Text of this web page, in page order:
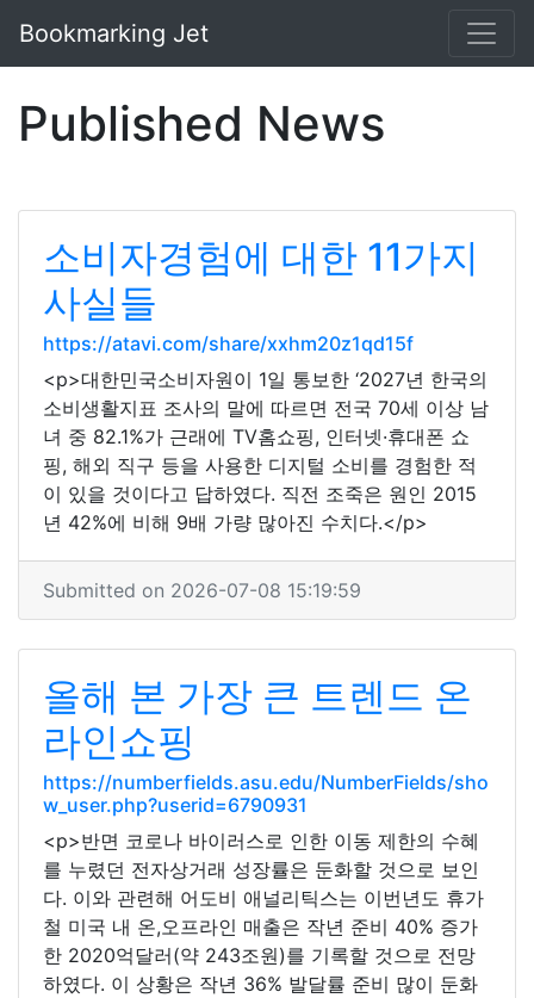
Bookmarking Jet
Published News
소비자경험에 대한 11가지
사실들
https://atavi.com/share/xxhm20z1qd15f
<p>대한민국소비자원이 1일 통보한 ‘2027년 한국의
소비생활지표 조사의 말에 따르면 전국 70세 이상 남
녀 중 82.1%가 근래에 TV홈쇼핑, 인터넷·휴대폰 쇼
핑, 해외 직구 등을 사용한 디지털 소비를 경험한 적
이 있을 것이다고 답하였다. 직전 조죽은 원인 2015
년 42%에 비해 9배 가량 많아진 수치다.</p>
Submitted on 2026-07-08 15:19:59
올해 본 가장 큰 트렌드 온
라인쇼핑
https://numberfields.asu.edu/NumberFields/sho
w_user.php?userid=6790931
<p>반면 코로나 바이러스로 인한 이동 제한의 수혜
를 누렸던 전자상거래 성장률은 둔화할 것으로 보인
다. 이와 관련해 어도비 애널리틱스는 이번년도 휴가
철 미국 내 온,오프라인 매출은 작년 준비 40% 증가
한 2020억달러(약 243조원)를 기록할 것으로 전망
하였다. 이 상황은 작년 36% 발달률 준비 많이 둔화